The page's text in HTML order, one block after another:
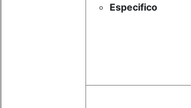
Especifico